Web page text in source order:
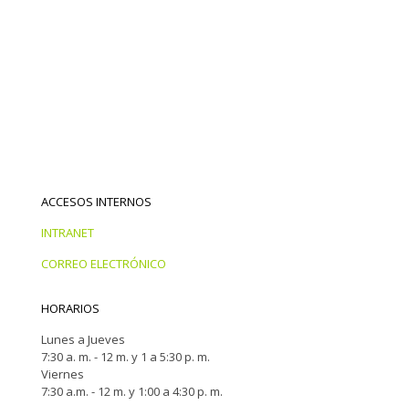
ACCESOS INTERNOS
INTRANET
CORREO ELECTRÓNICO
HORARIOS
Lunes a Jueves
7:30 a. m. - 12 m. y 1 a 5:30 p. m.
Viernes
7:30 a.m. - 12 m. y 1:00 a 4:30 p. m.